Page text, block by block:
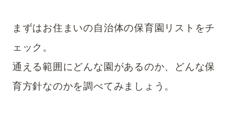
まずはお住まいの自治体の保育園リストをチ
ェック。
通える範囲にどんな園があるのか、どんな保
育方針なのかを調べてみましょう。